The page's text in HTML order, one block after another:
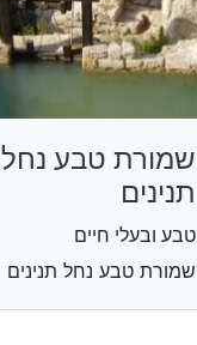
שמורת טבע נחל
תנינים
טבע ובעלי חיים
שמורת טבע נחל תנינים